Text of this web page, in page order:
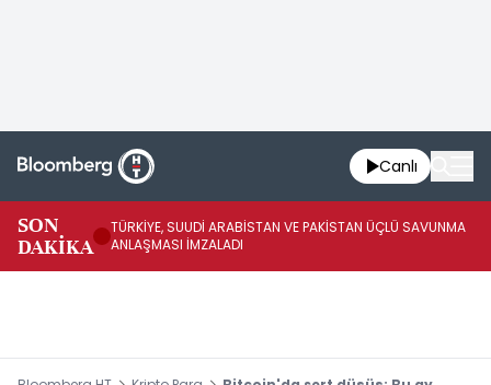
Canlı
SON
DAKİKA
TÜRKİYE, SUUDİ ARABİSTAN VE PAKİSTAN ÜÇLÜ SAVUNMA
ANLAŞMASI İMZALADI